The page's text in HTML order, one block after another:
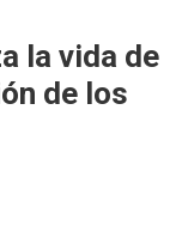
la vida de
de los